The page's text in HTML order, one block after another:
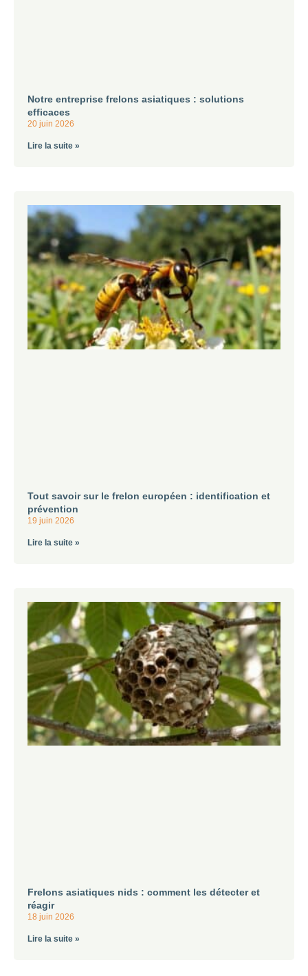
Notre entreprise frelons asiatiques : solutions
efficaces
20 juin 2026
Lire la suite »
Tout savoir sur le frelon européen : identification et
prévention
19 juin 2026
Lire la suite »
Frelons asiatiques nids : comment les détecter et
réagir
18 juin 2026
Lire la suite »